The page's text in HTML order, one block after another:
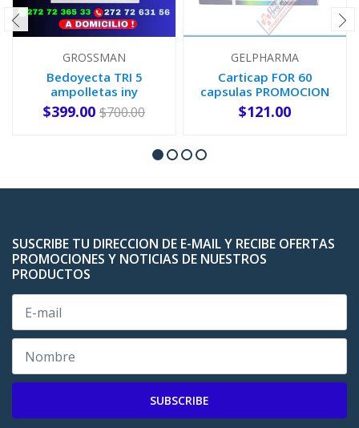
GROSSMAN
Bedoyecta TRI 5
ampolletas iny
+
$399.00 $700.00
GELPHARMA
Carticap FOR 60
capsulas PROMOCION
AGOTADO
$121.00
SUSCRIBE TU DIRECCION DE E-MAIL Y RECIBE OFERTAS
PROMOCIONES Y NOTICIAS DE NUESTROS
PRODUCTOS
SUBSCRIBE